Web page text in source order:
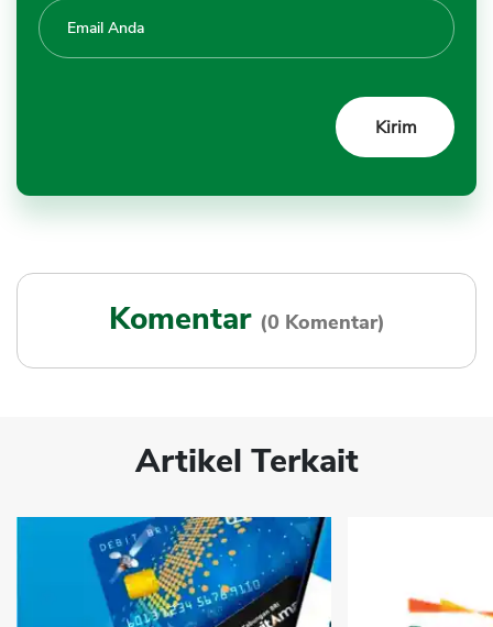
Komentar (0 Komentar)
Artikel Terkait